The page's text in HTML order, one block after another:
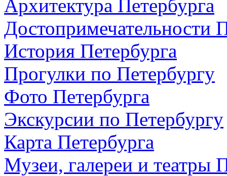
Архитектура Петербурга
Достопримечательности
История Петербурга
Прогулки по Петербургу
Фото Петербурга
Экскурсии по Петербургу
Карта Петербурга
Музеи, галереи и театры